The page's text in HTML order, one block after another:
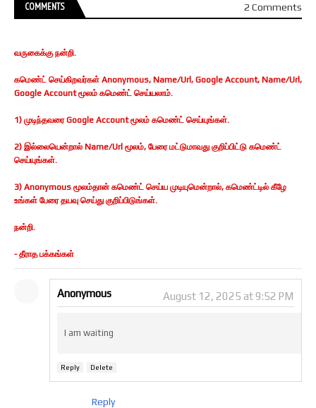
COMMENTS 2 Comments
வருகைக்கு நன்றி.
கமெண்ட் செய்கிறவர்கள் Anonymous, Name/Url, Google Account, Name/Url,
Google Account மூலம் கமெண்ட் செய்யலாம்.
1) முடிந்தவரை Google Account மூலம் கமெண்ட் செய்யுங்கள்.
2) இல்லையென்றால் Name/Url மூலம், பேரை மட்டுமாவது குறிப்பிட்டு கமெண்ட்
செய்யுங்கள்.
3) Anonymous மூலம்தான் கமெண்ட் செய்ய முடியுமென்றால், கமெண்ட்டில் கீழே
உங்கள் பேரை தயவு செய்து குறிப்பிடுங்கள்.
நன்றி.
- தீராத பக்கங்கள்
Anonymous August 12, 2025 at 9:52 PM
I am waiting
Reply Delete
Reply